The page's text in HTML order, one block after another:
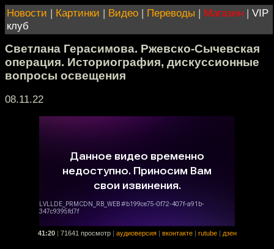
Новости | Картинки | Видео | Переводы | Магазин | VIP
клуб
Светлана Герасимова. Ржевско-Сычевская
операция. Историография, дискуссионные
вопросы освещения
08.11.22
41:20 71641 просмотр аудиоверсия вконтакте rutube дзен